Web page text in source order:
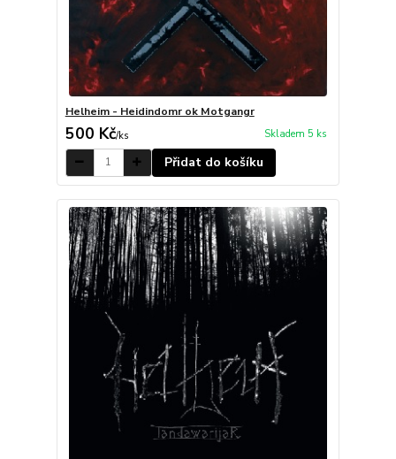
Helheim - Heidindomr ok Motgangr
500 Kč/ks Skladem 5 ks
Přidat do košíku